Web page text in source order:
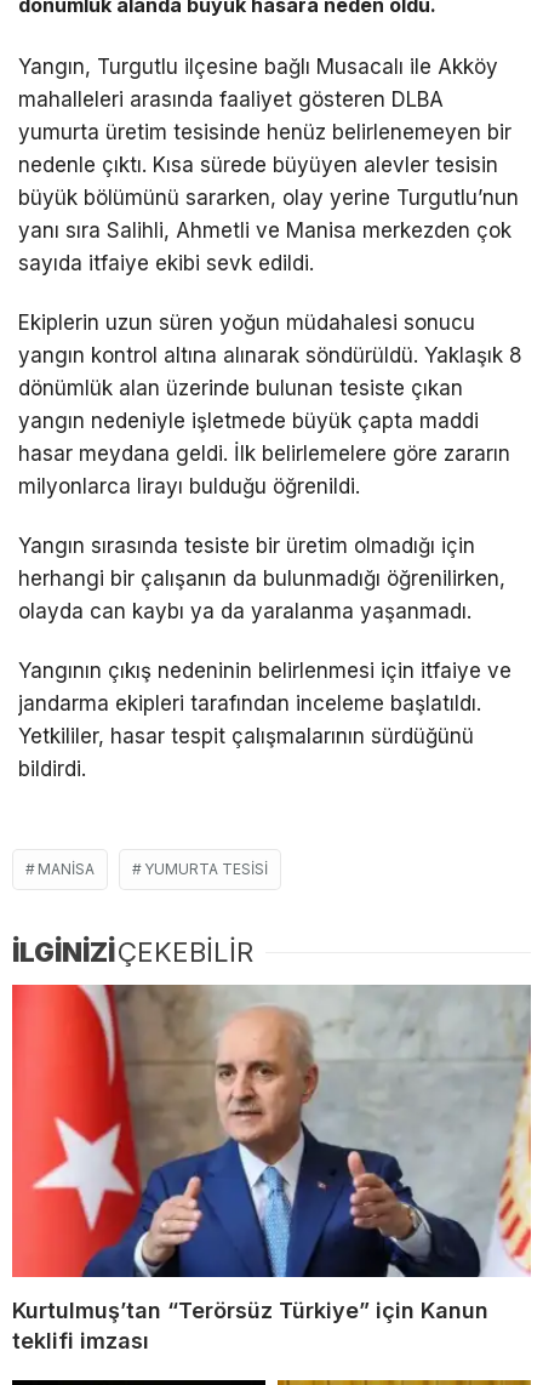
Yangın, Turgutlu ilçesine bağlı Musacalı ile Akköy
mahalleleri arasında faaliyet gösteren DLBA
yumurta üretim tesisinde henüz belirlenemeyen bir
nedenle çıktı. Kısa sürede büyüyen alevler tesisin
büyük bölümünü sararken, olay yerine Turgutlu’nun
yanı sıra Salihli, Ahmetli ve Manisa merkezden çok
sayıda itfaiye ekibi sevk edildi.
Ekiplerin uzun süren yoğun müdahalesi sonucu
yangın kontrol altına alınarak söndürüldü. Yaklaşık 8
dönümlük alan üzerinde bulunan tesiste çıkan
yangın nedeniyle işletmede büyük çapta maddi
hasar meydana geldi. İlk belirlemelere göre zararın
milyonlarca lirayı bulduğu öğrenildi.
Yangın sırasında tesiste bir üretim olmadığı için
herhangi bir çalışanın da bulunmadığı öğrenilirken,
olayda can kaybı ya da yaralanma yaşanmadı.
Yangının çıkış nedeninin belirlenmesi için itfaiye ve
jandarma ekipleri tarafından inceleme başlatıldı.
Yetkililer, hasar tespit çalışmalarının sürdüğünü
bildirdi.
MANISA YUMURTA TESISI
İLGİNİZİÇEKEBİLİR
Kurtulmuş’tan “Terörsüz Türkiye” için Kanun
teklifi imzası